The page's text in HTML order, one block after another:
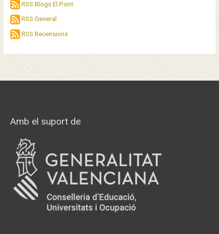
RSS Blogs El Pont
RSS General
RSS Recensions
Amb el suport de